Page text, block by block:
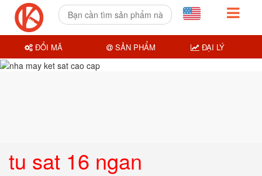
tu sat 16 ngan
ĐỔI MÃ SẢN PHẨM ĐẠI LÝ